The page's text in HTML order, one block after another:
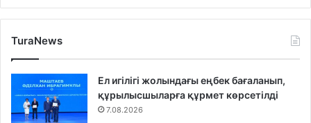
TuraNews
Ел игілігі жолындағы еңбек бағаланып,
құрылысшыларға құрмет көрсетілді
7.08.2026